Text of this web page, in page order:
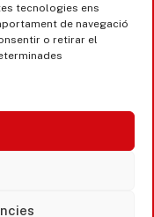
tecnologies ens
de navegació
o retirar el